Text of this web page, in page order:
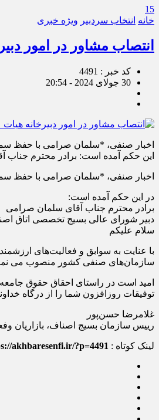
15
خانه انتخاب سردبیر ویژه خبری
انتصاب مشاور در امور
کد خبر : 4491
30 جولای 2024 - 20:54
اخبار صنفی، *سلمان صرامی با حفظ
این حکم آمده است: برادر محترم
اخبار صنفی، *سلمان صرامی با حفظ
در این حکم آمده است:
برادر محترم جناب آقای سلمان صرامی
دبیر شورای عالی بسیج تخصصی اتاق
سلام علیکم
با عنایت به سوابق و فعالیت‌های
سازمان‌های صنفی کشور منصوب می
امید است در راستای احقاق حقوق
توفیقات روزافزون شما را از درگاه
غلامرضا حسن‌پور
رییس سازمان بسیج اصناف، بازاریان
لینک کوتاه : akhbaresenfi.ir/?p=4491